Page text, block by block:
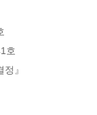
호
』